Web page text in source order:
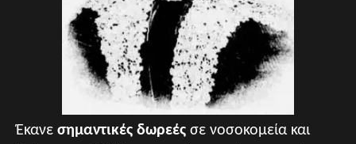
Έκανε σημαντικές δωρεές σε νοσοκομεία και